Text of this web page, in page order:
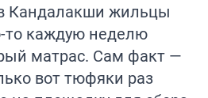
Кандалакши жильцы
то каждую неделю
матрас. Сам факт —
вот тюфяки раз